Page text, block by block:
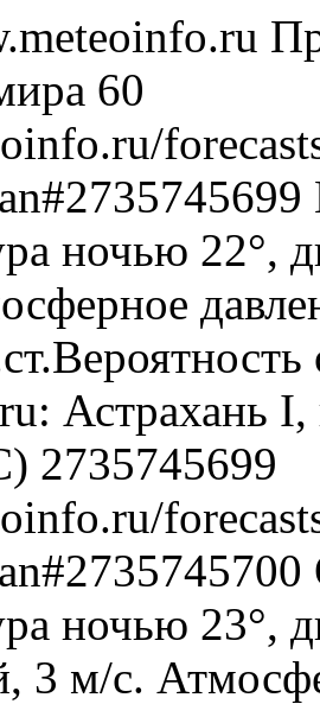
60
ночью 22°,
Астрахань
2735745699
ночью 23°,
3 м/с.